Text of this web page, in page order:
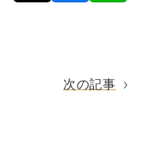
次の記事